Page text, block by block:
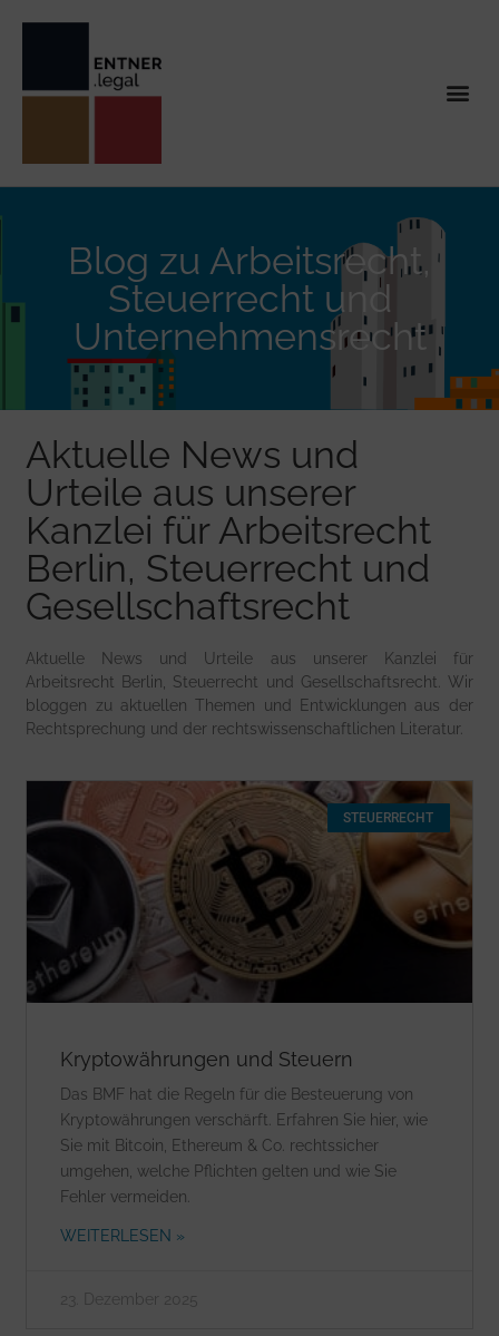
Blog zu Arbeitsrecht,
Steuerrecht und
Unternehmensrecht
Aktuelle News und
Urteile aus unserer
Kanzlei für Arbeitsrecht
Berlin, Steuerrecht und
Gesellschaftsrecht
Aktuelle News und Urteile aus unserer Kanzlei für
Arbeitsrecht Berlin, Steuerrecht und Gesellschaftsrecht. Wir
bloggen zu aktuellen Themen und Entwicklungen aus der
Rechtsprechung und der rechtswissenschaftlichen Literatur.
STEUERRECHT
Kryptowährungen und Steuern
Das BMF hat die Regeln für die Besteuerung von
Kryptowährungen verschärft. Erfahren Sie hier, wie
Sie mit Bitcoin, Ethereum & Co. rechtssicher
umgehen, welche Pflichten gelten und wie Sie
Fehler vermeiden.
WEITERLESEN »
23. Dezember 2025